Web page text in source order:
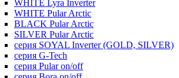
WHITE Lyra Inverter
WHITE Pular Arctic
BLACK Pular Arctic
SILVER Pular Arctic
серия SOYAL Inverter (GOLD, SILVER)
серия G-Tech
серия Pular on/off